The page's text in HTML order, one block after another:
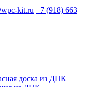
kit.ru +7 (918) 663
доска из ДПК